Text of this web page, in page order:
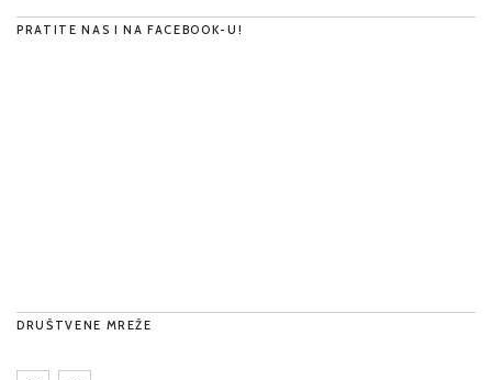
PRATITE NAS I NA FACEBOOK-U!
DRUŠTVENE MREŽE